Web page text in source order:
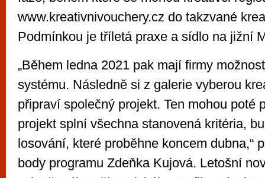
www.kreativnivouchery.cz do takzvané
Podmínkou je tříletá praxe a sídlo na jižní
„Během ledna 2021 pak mají firmy
systému. Následně si z galerie vyberou
připraví společný projekt. Ten mohou poté
projekt splní všechna stanovená kritéria,
losování, které proběhne koncem dubna,“
body programu Zdeňka Kujová. Letošní